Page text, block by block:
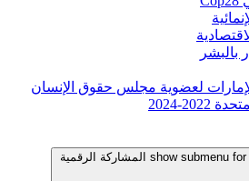
بالبشر
لعضوية مجلس حقوق الإنسان
2024
show submenu for المشاركة الرقمية